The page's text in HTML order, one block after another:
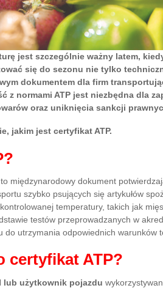
jest szczególnie ważny latem,
się do sezonu nie tylko
dokumentem dla firm
z normami ATP jest niezbędna dla
oraz uniknięcia sankcji
jakim jest certyfikat ATP.
międzynarodowy dokument
szybko psujących się artykułów
temperatury, takich jak
testów przeprowadzanych w
utrzymania odpowiednich warunków
certyfikat ATP?
lub użytkownik pojazdu